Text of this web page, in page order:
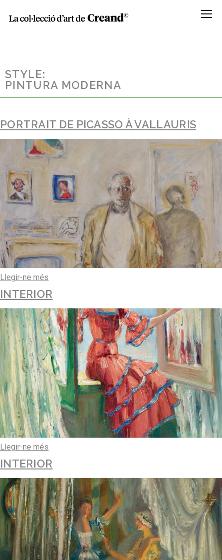
Menú
STYLE:
PINTURA MODERNA
PORTRAIT DE PICASSO À VALLAURIS
Llegir-ne més
INTERIOR
Llegir-ne més
INTERIOR